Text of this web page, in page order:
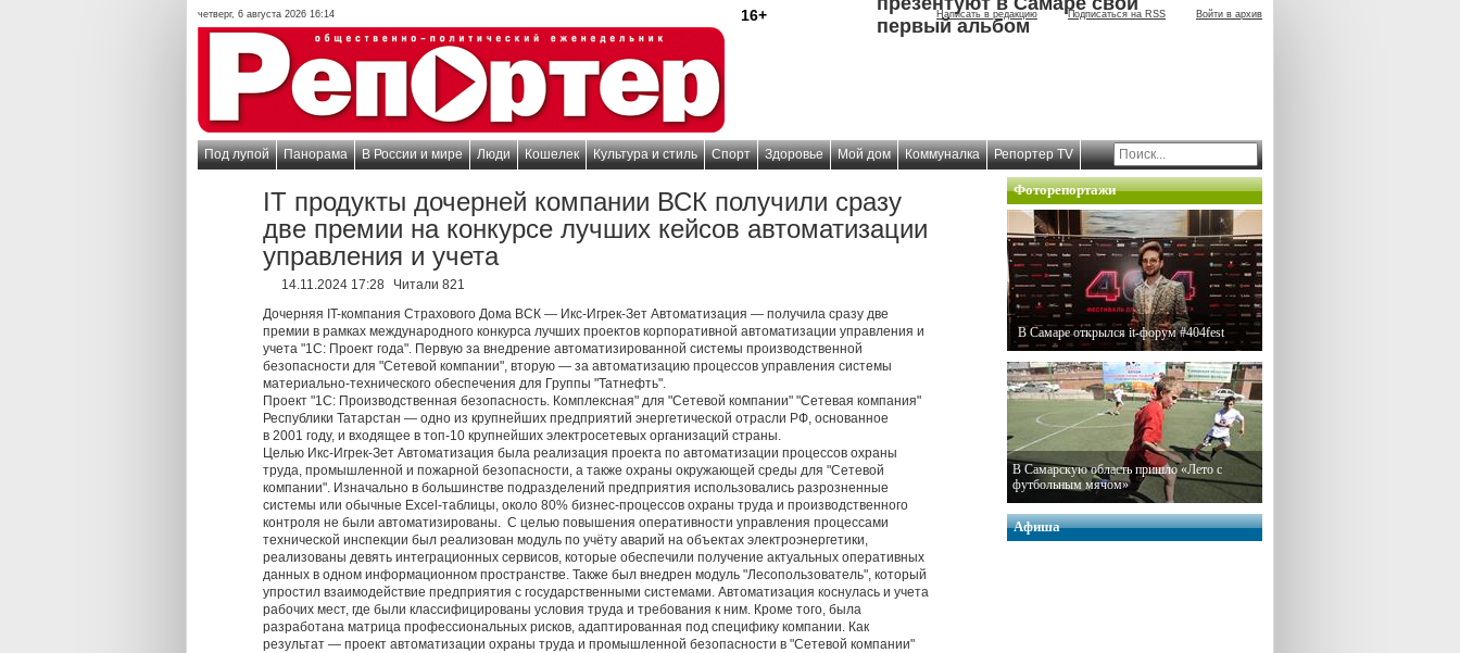
четверг, 6 августа 2026 16:14 16+ Написать в редакцию Подписаться на RSS Войти в архив
первый альбом
Под лупой Панорама В России и мире Люди Кошелек Культура и стиль Спорт Здоровье Мой дом Коммуналка Репортер TV
IT продукты дочерней компании ВСК получили сразу
две премии на конкурсе лучших кейсов автоматизации
управления и учета
14.11.2024 17:28
Читали 821
Дочерняя IT-компания Страхового Дома ВСК — Икс-Игрек-Зет Автоматизация — получила сразу две
премии в рамках международного конкурса лучших проектов корпоративной автоматизации управления и
учета "1С: Проект года". Первую за внедрение автоматизированной системы производственной
безопасности для "Сетевой компании", вторую — за автоматизацию процессов управления системы
материально-технического обеспечения для Группы "Татнефть".
Проект "1С: Производственная безопасность. Комплексная" для "Сетевой компании" "Сетевая компания"
Республики Татарстан — одно из крупнейших предприятий энергетической отрасли РФ, основанное
в 2001 году, и входящее в топ-10 крупнейших электросетевых организаций страны.
Целью Икс-Игрек-Зет Автоматизация была реализация проекта по автоматизации процессов охраны
труда, промышленной и пожарной безопасности, а также охраны окружающей среды для "Сетевой
компании". Изначально в большинстве подразделений предприятия использовались разрозненные
системы или обычные Excel-таблицы, около 80% бизнес-процессов охраны труда и производственного
контроля не были автоматизированы. С целью повышения оперативности управления процессами
технической инспекции был реализован модуль по учёту аварий на объектах электроэнергетики,
реализованы девять интеграционных сервисов, которые обеспечили получение актуальных оперативных
данных в одном информационном пространстве. Также был внедрен модуль "Лесопользователь", который
упростил взаимодействие предприятия с государственными системами. Автоматизация коснулась и учета
рабочих мест, где были классифицированы условия труда и требования к ним. Кроме того, была
разработана матрица профессиональных рисков, адаптированная под специфику компании. Как
результат — проект автоматизации охраны труда и промышленной безопасности в "Сетевой компании"
Фоторепортажи
В Самаре открылся it-форум #404fest
В Самарскую область пришло «Лето с
футбольным мячом»
Афиша